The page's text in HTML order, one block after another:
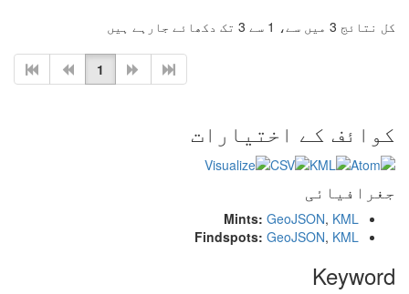
کل نتائج 3 میں سے، 1 سے 3 تک دکھائے جارہے ہیں
1
کوائف کے اختیارات
جغرافیائی
Mints: GeoJSON, KML
Findspots: GeoJSON, KML
Keyword